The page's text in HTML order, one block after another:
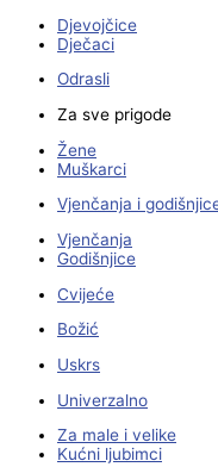
Djevojčice
Dječaci
Odrasli
Za sve prigode
Žene
Muškarci
Vjenčanja i
Vjenčanja
Godišnjice
Cvijeće
Božić
Uskrs
Univerzalno
Za male i velike
Kućni ljubimci